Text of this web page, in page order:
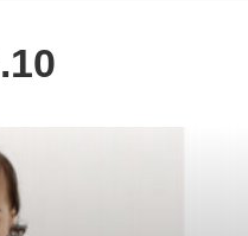
.10